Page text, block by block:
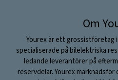
Om
Yourex är ett grossistföretag
specialiserade på bilelektriska
ledande leverantörer på
reservdelar. Yourex